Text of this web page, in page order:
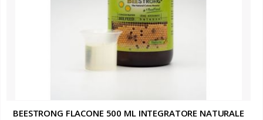
BEESTRONG FLACONE 500 ML INTEGRATORE NATURALE